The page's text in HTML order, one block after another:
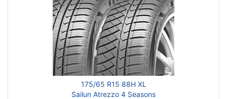
175/65 R15 88H XL
Sailun Atrezzo 4 Seasons